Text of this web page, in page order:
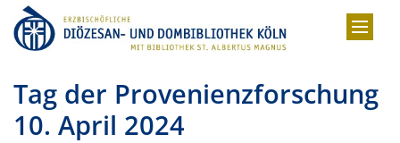
Zum Inhalt springen
Tag der Provenienzforschung
10. April 2024